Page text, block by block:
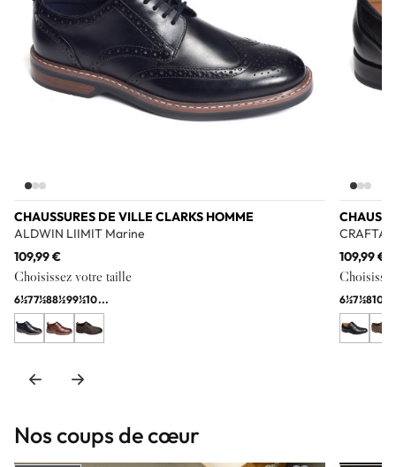
CHAUSSURES DE VILLE CLARKS HOMME
ALDWIN LIIMIT Marine
109,99 €
Choisissez votre taille
6½77½88½99½10...
109,99 €
6½7½810
Nos coups de cœur